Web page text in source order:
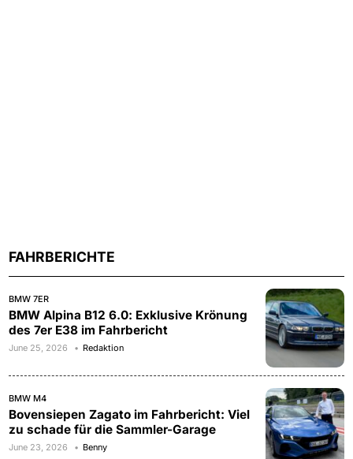
FAHRBERICHTE
BMW 7ER
BMW Alpina B12 6.0: Exklusive Krönung
des 7er E38 im Fahrbericht
June 25, 2026 Redaktion
BMW M4
Bovensiepen Zagato im Fahrbericht: Viel
zu schade für die Sammler-Garage
June 23, 2026 Benny